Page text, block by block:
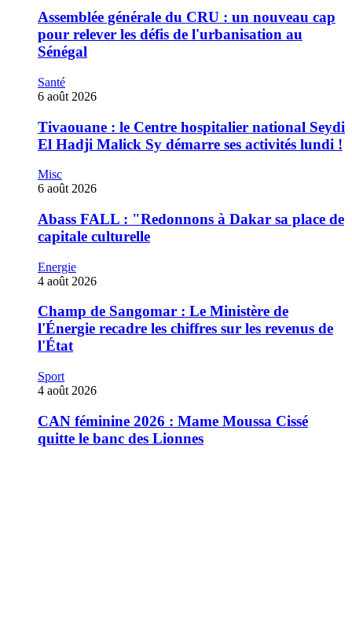
Assemblée générale du CRU : un nouveau cap
pour relever les défis de l'urbanisation au
Sénégal
Santé
6 août 2026
Tivaouane : le Centre hospitalier national Seydi
El Hadji Malick Sy démarre ses activités lundi !
Misc
6 août 2026
‎Abass FALL : "Redonnons à Dakar sa place de
capitale culturelle
Energie
4 août 2026
Champ de Sangomar : Le Ministère de
l'Énergie recadre les chiffres sur les revenus de
l'État
Sport
4 août 2026
CAN féminine 2026 : Mame Moussa Cissé
quitte le banc des Lionnes